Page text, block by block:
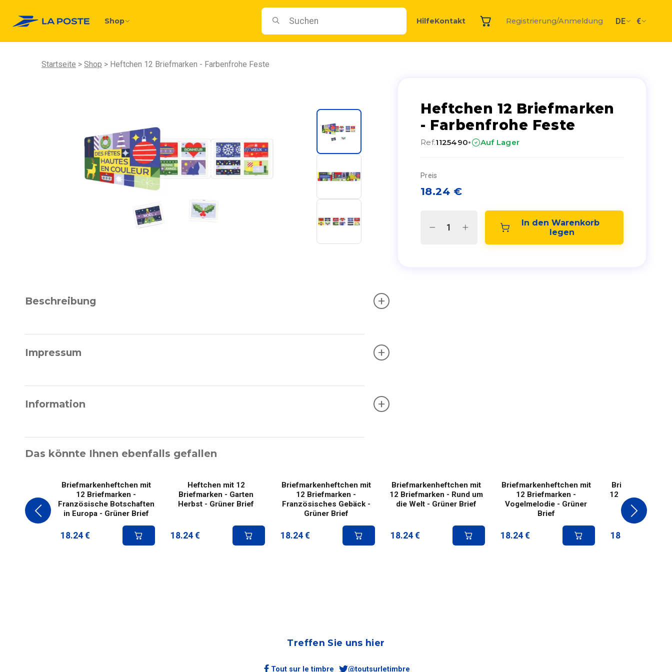
Shop HilfeKontakt Registrierung/Anmeldung DE €
Startseite Shop Heftchen 12 Briefmarken - Farbenfrohe Feste
Heftchen 12 Briefmarken
- Farbenfrohe Feste
Ref.1125490· Auf Lager
Preis
18.24 €
In den Warenkorb
legen
Beschreibung +
Impressum +
Information +
Das könnte Ihnen ebenfalls gefallen
Briefmarkenheftchen mit
12 Briefmarken -
Französische Botschaften
in Europa - Grüner Brief
18.24 €
Heftchen mit 12
Briefmarken - Garten
Herbst - Grüner Brief
18.24 €
Briefmarkenheftchen mit
12 Briefmarken -
Französisches Gebäck -
Grüner Brief
18.24 €
Briefmarkenheftchen mit
12 Briefmarken - Rund um
die Welt - Grüner Brief
18.24 €
Briefmarkenheftchen mit
12 Briefmarken -
Vogelmelodie - Grüner
Brief
18.24 €
12 Briefmarken
Grüner
18.24
Treffen Sie uns hier
Tout sur le timbre @toutsurletimbre